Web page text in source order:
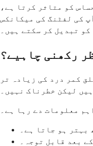
کو متاثر کرتا ہے،
کی لفٹنگ کی میکانکس
کو تبدیل کر سکتے ہیں۔
رکھنی چاہیے؟
کمر درد کی زیادہ تر
لیکن خطرناک نہیں۔
معلومات دے رہا ہے۔
ہو جاتا ہے۔
بعد قابل توجہ۔